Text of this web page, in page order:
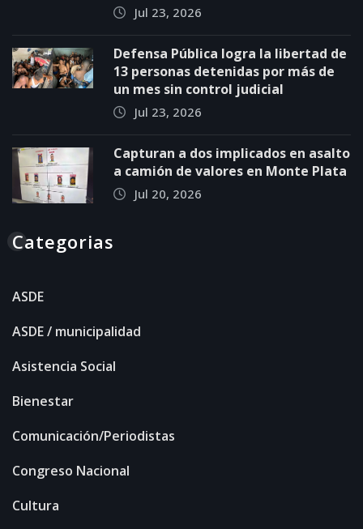
Jul 23, 2026
Defensa Pública logra la libertad de
13 personas detenidas por más de
un mes sin control judicial
Jul 23, 2026
Capturan a dos implicados en asalto
a camión de valores en Monte Plata
Jul 20, 2026
Categorias
ASDE
ASDE / municipalidad
Asistencia Social
Bienestar
Comunicación/Periodistas
Congreso Nacional
Cultura